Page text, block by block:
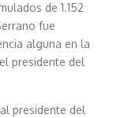
de 1.152
fue
alguna en la
presidente del
presidente del